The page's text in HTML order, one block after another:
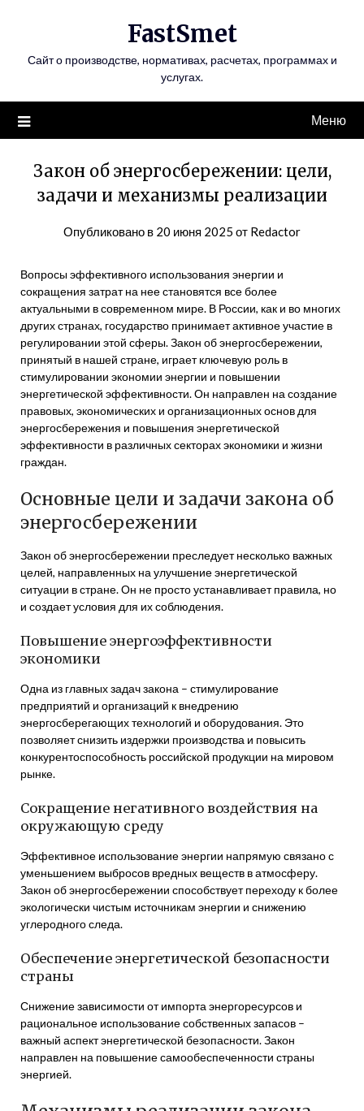
FastSmet
Сайт о производстве, нормативах, расчетах, программах и
услугах.
Меню
Закон об энергосбережении: цели,
задачи и механизмы реализации
Опубликовано в 20 июня 2025 от Redactor
Вопросы эффективного использования энергии и
сокращения затрат на нее становятся все более
актуальными в современном мире. В России, как и во многих
других странах, государство принимает активное участие в
регулировании этой сферы. Закон об энергосбережении,
принятый в нашей стране, играет ключевую роль в
стимулировании экономии энергии и повышении
энергетической эффективности. Он направлен на создание
правовых, экономических и организационных основ для
энергосбережения и повышения энергетической
эффективности в различных секторах экономики и жизни
граждан.
Основные цели и задачи закона об
энергосбережении
Закон об энергосбережении преследует несколько важных
целей, направленных на улучшение энергетической
ситуации в стране. Он не просто устанавливает правила, но
и создает условия для их соблюдения.
Повышение энергоэффективности
экономики
Одна из главных задач закона – стимулирование
предприятий и организаций к внедрению
энергосберегающих технологий и оборудования. Это
позволяет снизить издержки производства и повысить
конкурентоспособность российской продукции на мировом
рынке.
Сокращение негативного воздействия на
окружающую среду
Эффективное использование энергии напрямую связано с
уменьшением выбросов вредных веществ в атмосферу.
Закон об энергосбережении способствует переходу к более
экологически чистым источникам энергии и снижению
углеродного следа.
Обеспечение энергетической безопасности
страны
Снижение зависимости от импорта энергоресурсов и
рациональное использование собственных запасов –
важный аспект энергетической безопасности. Закон
направлен на повышение самообеспеченности страны
энергией.